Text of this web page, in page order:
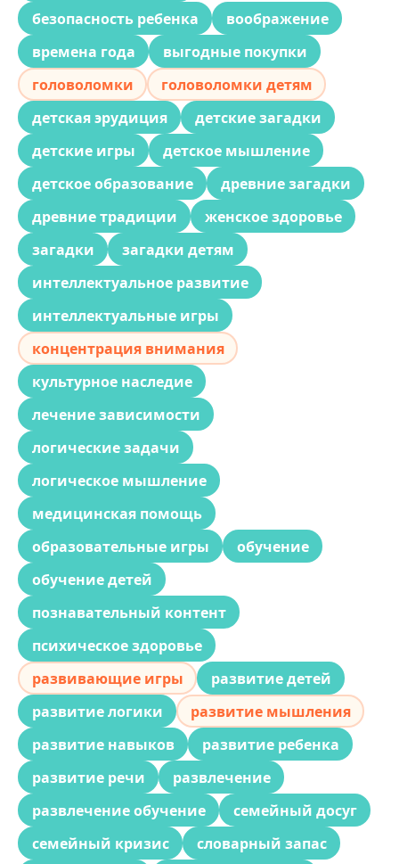
безопасность ребенка
воображение
времена года
выгодные покупки
головоломки
головоломки детям
детская эрудиция
детские загадки
детские игры
детское мышление
детское образование
древние загадки
древние традиции
женское здоровье
загадки
загадки детям
интеллектуальное развитие
интеллектуальные игры
концентрация внимания
культурное наследие
лечение зависимости
логические задачи
логическое мышление
медицинская помощь
образовательные игры
обучение
обучение детей
познавательный контент
психическое здоровье
развивающие игры
развитие детей
развитие логики
развитие мышления
развитие навыков
развитие ребенка
развитие речи
развлечение
развлечение обучение
семейный досуг
семейный кризис
словарный запас